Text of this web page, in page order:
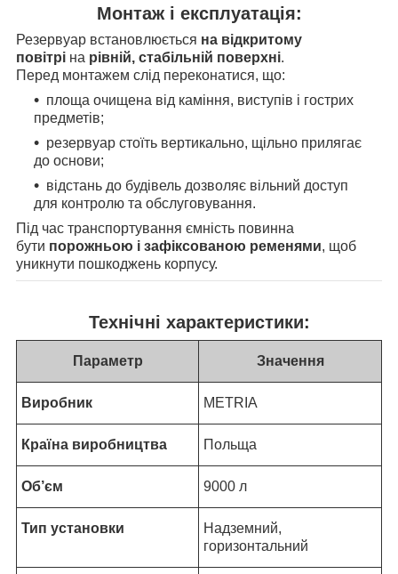
Монтаж і експлуатація:
Резервуар встановлюється на відкритому
повітрі на рівній, стабільній поверхні.
Перед монтажем слід переконатися, що:
площа очищена від каміння, виступів і гострих
предметів;
резервуар стоїть вертикально, щільно прилягає
до основи;
відстань до будівель дозволяє вільний доступ
для контролю та обслуговування.
Під час транспортування ємність повинна
бути порожньою і зафіксованою ременями, щоб
уникнути пошкоджень корпусу.
Технічні характеристики:
Параметр Значення
Виробник METRIA
Країна виробництва Польща
Об’єм 9000 л
Тип установки
Надземний,
горизонтальний